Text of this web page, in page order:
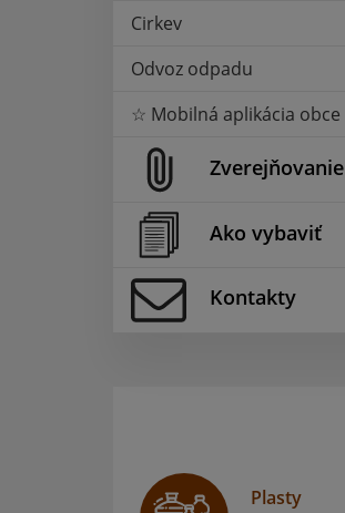
Cirkev
Odvoz odpadu
☆ Mobilná aplikácia obce
Zverejňovanie
Ako vybaviť
Kontakty
Plasty